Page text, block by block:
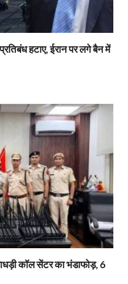
हटाए, ईरान पर लगे बैन में
कॉल सेंटर का भंडाफोड़, 6